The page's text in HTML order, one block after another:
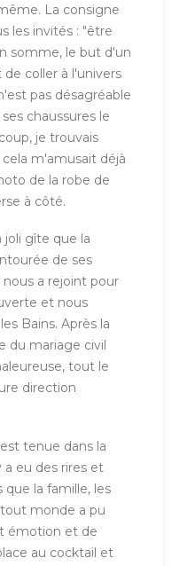
La consigne
les invités : "être
somme, le but d'un
coller à l'univers
pas désagréable
chaussures le
je trouvais
m'amusait déjà
de la robe de
à côté.
joli gîte que la
de ses
nous a rejoint pour
et nous
Bains. Après la
du mariage civil
tout le
direction
tenue dans la
a eu des rires et
que la famille, les
monde a pu
émotion et de
au cocktail et